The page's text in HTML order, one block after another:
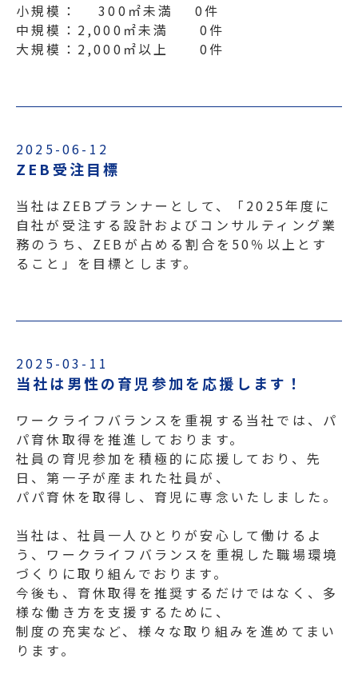
小規模： 300㎡未満 0件
中規模：2,000㎡未満 0件
大規模：2,000㎡以上 0件
2025-06-12
ZEB受注目標
当社はZEBプランナーとして、「2025年度に
自社が受注する設計およびコンサルティング業
務のうち、ZEBが占める割合を50％以上とす
ること」を目標とします。
2025-03-11
当社は男性の育児参加を応援します！
ワークライフバランスを重視する当社では、パ
パ育休取得を推進しております。
社員の育児参加を積極的に応援しており、先
日、第一子が産まれた社員が、
パパ育休を取得し、育児に専念いたしました。
当社は、社員一人ひとりが安心して働けるよ
う、ワークライフバランスを重視した職場環境
づくりに取り組んでおります。
今後も、育休取得を推奨するだけではなく、多
様な働き方を支援するために、
制度の充実など、様々な取り組みを進めてまい
ります。